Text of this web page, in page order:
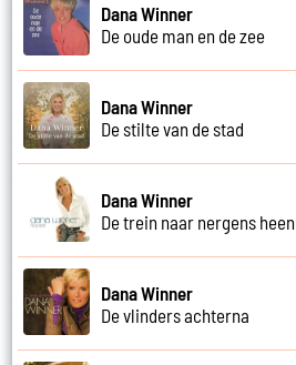
Dana Winner
De oude man en de zee
Dana Winner
De stilte van de stad
Dana Winner
De trein naar nergens heen
Dana Winner
De vlinders achterna